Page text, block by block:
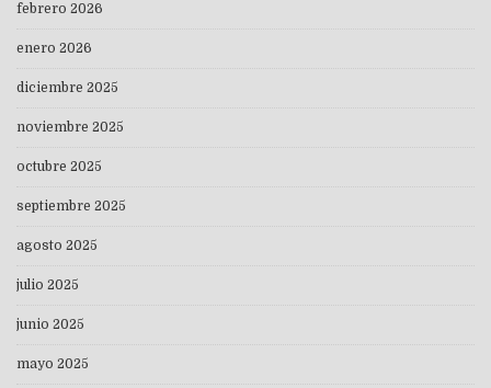
febrero 2026
enero 2026
diciembre 2025
noviembre 2025
octubre 2025
septiembre 2025
agosto 2025
julio 2025
junio 2025
mayo 2025